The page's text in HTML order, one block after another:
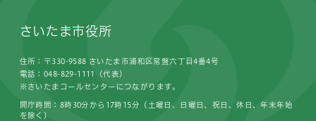
さいたま市役所
住所：〒330-9588 さいたま市浦和区常盤六丁目4番4号
電話：048-829-1111（代表）
※さいたまコールセンターにつながります。
開庁時間：8時30分から17時15分（土曜日、日曜日、祝日、休日、年末年始
を除く）